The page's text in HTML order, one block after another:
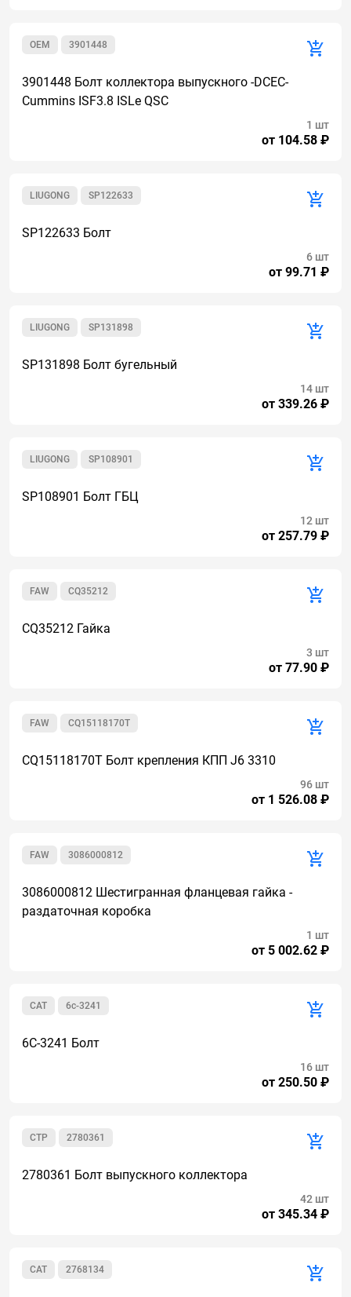
3901448
OEM
3901448 Болт коллектора выпускного -DCEC-
Cummins ISF3.8 ISLe QSC
от 104.58 ₽
1 шт
SP122633
LIUGONG
SP122633 Болт
от 99.71 ₽
6 шт
SP131898
LIUGONG
SP131898 Болт бугельный
от 339.26 ₽
14 шт
SP108901
LIUGONG
SP108901 Болт ГБЦ
от 257.79 ₽
12 шт
CQ35212
FAW
CQ35212 Гайка
от 77.90 ₽
3 шт
CQ15118170T
FAW
CQ15118170T Болт крепления КПП J6 3310
от 1 526.08 ₽
96 шт
3086000812
FAW
3086000812 Шестигранная фланцевая гайка -
раздаточная коробка
от 5 002.62 ₽
1 шт
6c-3241
CAT
6C-3241 Болт
от 250.50 ₽
16 шт
2780361
CTP
2780361 Болт выпускного коллектора
от 345.34 ₽
42 шт
2768134
CAT